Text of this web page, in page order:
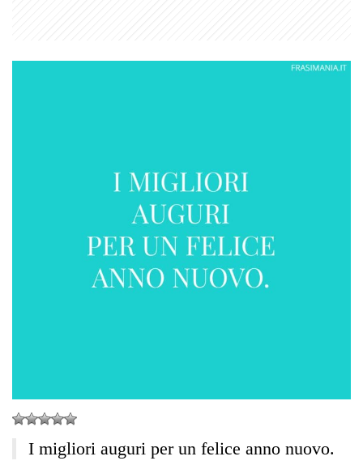
I migliori auguri per un felice anno nuovo.